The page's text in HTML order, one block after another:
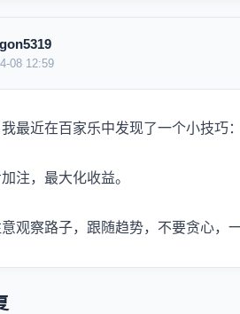
08 12:59
最近在百家乐中发现了一个小技巧
注，最大化收益。
观察路子，跟随趋势，不要贪心，